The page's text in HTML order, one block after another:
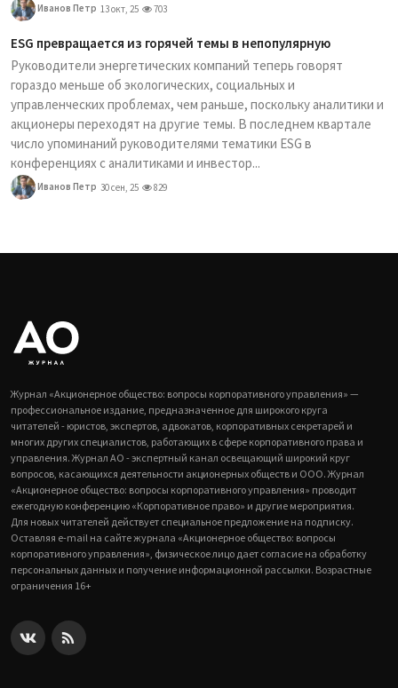
Иванов Петр 13 окт, 25 703
ESG превращается из горячей темы в непопулярную
Руководители энергетических компаний теперь говорят
гораздо меньше об экологических, социальных и
управленческих проблемах, чем раньше, поскольку аналитики и
акционеры переходят на другие темы. В последнем квартале
число упоминаний руководителями тематики ESG в
конференциях с аналитиками и инвестор...
Иванов Петр 30 сен, 25 829
Журнал «Акционерное общество: вопросы корпоративного управления» —
профессиональное издание, предназначенное для широкого круга
читателей - юристов, экспертов, адвокатов, корпоративных секретарей и
многих других специалистов, работающих в сфере корпоративного права и
управления. Журнал АО - экспертный канал освещающий широкий круг
вопросов, касающихся деятельности акционерных обществ и ООО. Журнал
«Акционерное общество: вопросы корпоративного управления» проводит
ежегодную конференцию «Корпоративное право» и другие мероприятия.
Для новых читателей действует специальное предложение на подписку.
Оставляя e-mail на сайте журнала «Акционерное общество: вопросы
корпоративного управления», физическое лицо дает согласие на обработку
персональных данных и получение информационной рассылки. Возрастные
ограничения 16+